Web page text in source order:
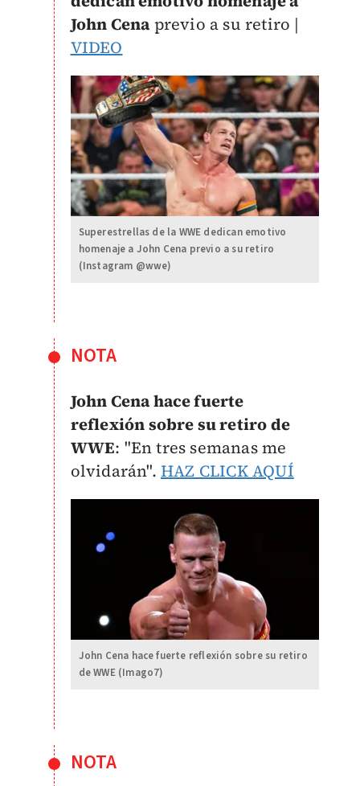
John Cenaprevio a su retiro |
VIDEO
Superestrellas de la WWE dedican emotivo
homenaje a John Cena previo a su retiro
(Instagram @wwe)
NOTA
John Cena hace fuerte
reflexión sobre su retiro de
WWE: "En tres semanas me
olvidarán". HAZ CLICK AQUÍ
John Cena hace fuerte reflexión sobre su retiro
de WWE (Imago7)
NOTA